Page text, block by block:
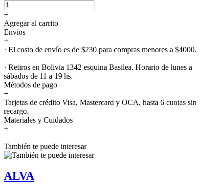
+
Agregar al carrito
Envíos
+
· El costo de envío es de $230 para compras menores a $4000.
· Retiros en Bolivia 1342 esquina Basilea. Horario de lunes a
sábados de 11 a 19 hs.
Métodos de pago
+
Tarjetas de crédito Visa, Mastercard y OCA, hasta 6 cuotas sin
recargo.
Materiales y Cuidados
+
También te puede interesar
ALVA